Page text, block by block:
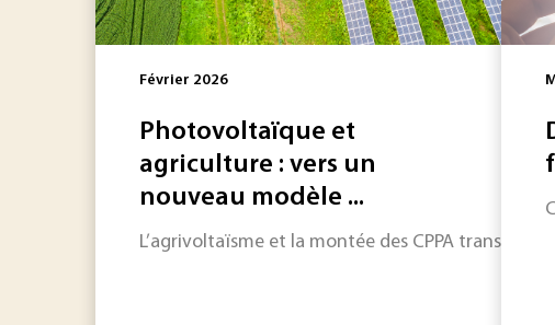
Février 2026
Photovoltaïque et
agriculture : vers un
nouveau modèle ...
L’agrivoltaïsme et la montée des CPPA